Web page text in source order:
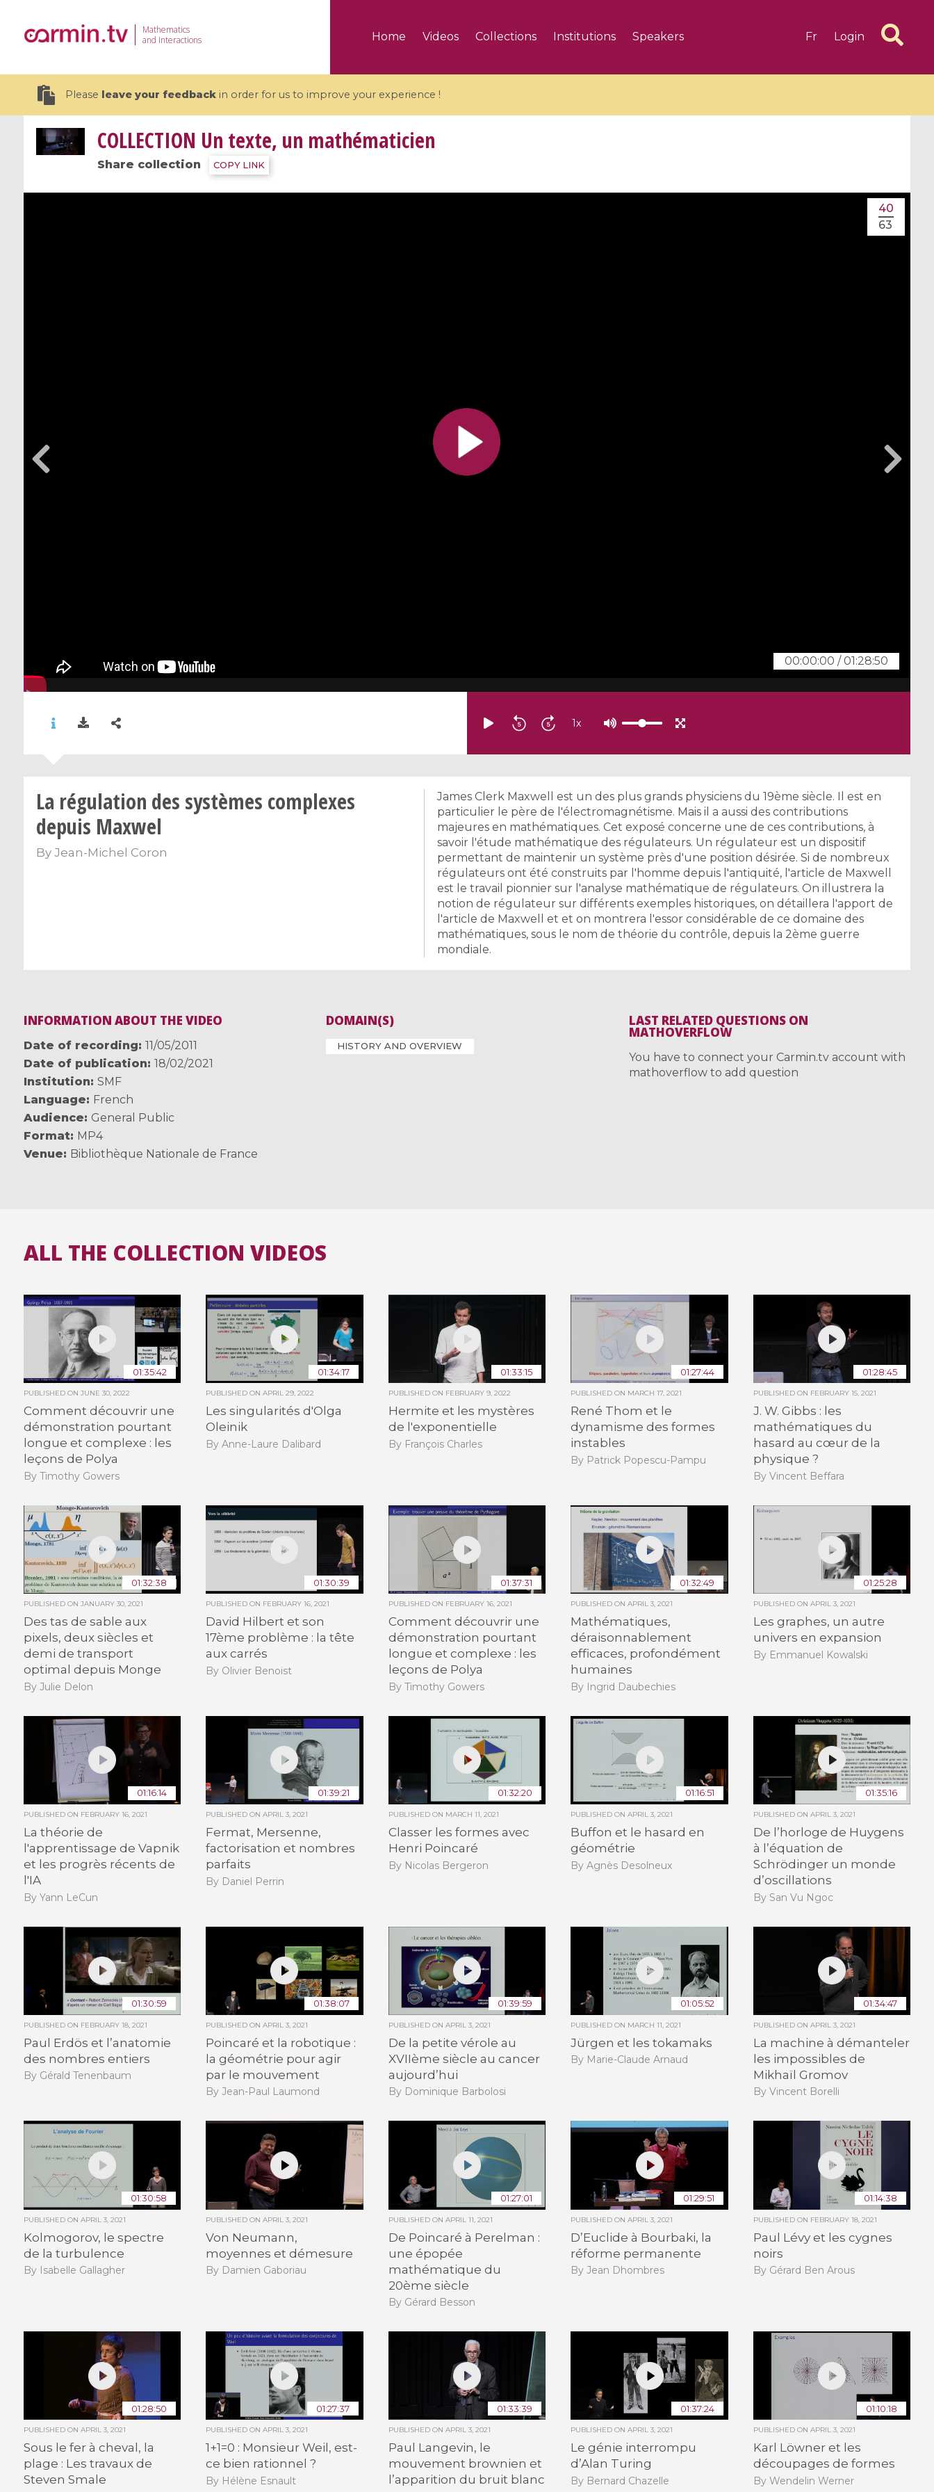
Mathematics
and Interactions
Home Videos Collections Institutions Speakers Fr Login
Please leave your feedbackin order for us to improve your experience !
19 videos 5 videos 6 videos 1 videos
COLLECTION Un texte, un mathématicien
Share collection COPY LINK
00:00:00 /01:28:50
40
63
1x
La régulation des systèmes complexes
depuis Maxwel
By Jean-Michel Coron
James Clerk Maxwell est un des plus grands physiciens du 19ème siècle. Il est en
particulier le père de l'électromagnétisme. Mais il a aussi des contributions
majeures en mathématiques. Cet exposé concerne une de ces contributions, à
savoir l'étude mathématique des régulateurs. Un régulateur est un dispositif
permettant de maintenir un système près d'une position désirée. Si de nombreux
régulateurs ont été construits par l'homme depuis l'antiquité, l'article de Maxwell
est le travail pionnier sur l'analyse mathématique de régulateurs. On illustrera la
notion de régulateur sur différents exemples historiques, on détaillera l'apport de
l'article de Maxwell et et on montrera l'essor considérable de ce domaine des
mathématiques, sous le nom de théorie du contrôle, depuis la 2ème guerre
mondiale.
INFORMATION ABOUT THE VIDEO
Date of recording 11/05/2011
Date of publication 18/02/2021
Institution SMF
Language
French
Audience
General Public
Format
MP4
Venue
Bibliothèque Nationale de France
DOMAIN(S)
HISTORY AND OVERVIEW
LAST RELATED QUESTIONS ON
MATHOVERFLOW
You have to connect your Carmin.tv account with
mathoverflow to add question
ALL THE COLLECTION VIDEOS
01:35:42
PUBLISHED ON JUNE 30, 2022
Comment découvrir une
démonstration pourtant
longue et complexe : les
leçons de Polya
By Timothy Gowers
01:34:17
PUBLISHED ONAPRIL 29, 2022
Les singularités d'Olga
Oleinik
By Anne-Laure Dalibard
01:33:15
PUBLISHED ON FEBRUARY 9, 2022
Hermite et les mystères
de l'exponentielle
By François Charles
01:27:44
PUBLISHED ON MARCH 17, 2021
René Thom et le
dynamisme des formes
instables
By Patrick Popescu-Pampu
01:28:45
PUBLISHED ON FEBRUARY 15, 2021
J. W. Gibbs : les
mathématiques du
hasard au cœur de la
physique ?
By Vincent Beffara
01:32:38
PUBLISHED ON JANUARY 30, 2021
Des tas de sable aux
pixels, deux siècles et
demi de transport
optimal depuis Monge
By Julie Delon
01:30:39
PUBLISHED ON FEBRUARY 16, 2021
David Hilbert et son
17ème problème : la tête
aux carrés
By Olivier Benoist
01:37:31
PUBLISHED ON FEBRUARY 16, 2021
Comment découvrir une
démonstration pourtant
longue et complexe : les
leçons de Polya
By Timothy Gowers
01:32:49
PUBLISHED ONAPRIL 3, 2021
Mathématiques,
déraisonnablement
efficaces, profondément
humaines
By Ingrid Daubechies
01:25:28
PUBLISHED ON APRIL 3, 2021
Les graphes, un autre
univers en expansion
By Emmanuel Kowalski
01:16:14
PUBLISHED ON FEBRUARY 16, 2021
La théorie de
l'apprentissage de Vapnik
et les progrès récents de
l'IA
By Yann LeCun
01:39:21
PUBLISHED ONAPRIL 3, 2021
Fermat, Mersenne,
factorisation et nombres
parfaits
By Daniel Perrin
01:32:20
PUBLISHED ON MARCH 11, 2021
Classer les formes avec
Henri Poincaré
By Nicolas Bergeron
01:16:51
PUBLISHED ONAPRIL 3, 2021
Buffon et le hasard en
géométrie
By Agnès Desolneux
01:35:16
PUBLISHED ON APRIL 3, 2021
De l’horloge de Huygens
à l’équation de
Schrödinger un monde
d’oscillations
By San Vu Ngoc
01:30:59
PUBLISHED ON FEBRUARY 18, 2021
Paul Erdös et l’anatomie
des nombres entiers
By Gérald Tenenbaum
01:38:07
PUBLISHED ONAPRIL 3, 2021
Poincaré et la robotique :
la géométrie pour agir
par le mouvement
By Jean-Paul Laumond
01:39:59
PUBLISHED ON APRIL 3, 2021
De la petite vérole au
XVIIème siècle au cancer
aujourd’hui
By Dominique Barbolosi
01:05:52
PUBLISHED ON MARCH 11, 2021
Jürgen et les tokamaks
By Marie-Claude Arnaud
01:34:47
PUBLISHED ON APRIL 3, 2021
La machine à démanteler
les impossibles de
Mikhaïl Gromov
By Vincent Borelli
01:30:58
PUBLISHED ON APRIL 3, 2021
Kolmogorov, le spectre
de la turbulence
By Isabelle Gallagher
PUBLISHED ONAPRIL 3, 2021
Von Neumann,
moyennes et démesure
By Damien Gaboriau
01:27:01
PUBLISHED ON APRIL 11, 2021
De Poincaré à Perelman :
une épopée
mathématique du
20ème siècle
By Gérard Besson
01:29:51
PUBLISHED ONAPRIL 3, 2021
D’Euclide à Bourbaki, la
réforme permanente
By Jean Dhombres
01:14:38
PUBLISHED ON FEBRUARY 18, 2021
Paul Lévy et les cygnes
noirs
By Gérard Ben Arous
01:28:50
PUBLISHED ON APRIL 3, 2021
Sous le fer à cheval, la
plage : Les travaux de
Steven Smale
01:27:37
PUBLISHED ONAPRIL 3, 2021
1+1=0 : Monsieur Weil, est-
ce bien rationnel ?
By Hélène Esnault
01:33:39
PUBLISHED ON APRIL 3, 2021
Paul Langevin, le
mouvement brownien et
l’apparition du bruit blanc
01:37:24
PUBLISHED ONAPRIL 3, 2021
Le génie interrompu
d’Alan Turing
By Bernard Chazelle
01:10:18
PUBLISHED ON APRIL 3, 2021
Karl Löwner et les
découpages de formes
By Wendelin Werner